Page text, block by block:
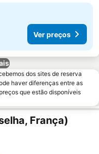
Ver preços
dos sites de reserva
haver diferenças entre as
que estão disponíveis
França)